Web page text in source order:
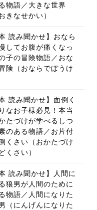
物語／大きな世界
きなせかい）
本 読み聞かせ】おなら
してお腹が痛くなっ
子の冒険物語／おな
険（おならでぼうけ
本 読み聞かせ】面倒く
なお子様必見！本当
たづけが学べるしつ
のある物語／お片付
くさい（おかたづけ
くさい）
本 読み聞かせ】人間に
狼男が人間のために
物語／人間になりた
（にんげんになりた